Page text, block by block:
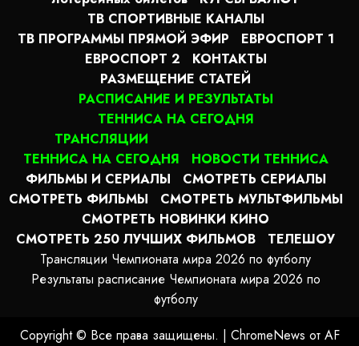
ТВ СПОРТИВНЫЕ КАНАЛЫ
ТВ ПРОГРАММЫ ПРЯМОЙ ЭФИР
ЕВРОСПОРТ 1
ЕВРОСПОРТ 2
КОНТАКТЫ
РАЗМЕЩЕНИЕ СТАТЕЙ
РАСПИСАНИЕ И РЕЗУЛЬТАТЫ
ТЕННИСА НА СЕГОДНЯ
ТРАНСЛЯЦИИ
ТЕННИСА НА СЕГОДНЯ
НОВОСТИ ТЕННИСА
ФИЛЬМЫ И СЕРИАЛЫ
СМОТРЕТЬ СЕРИАЛЫ
СМОТРЕТЬ ФИЛЬМЫ
СМОТРЕТЬ МУЛЬТФИЛЬМЫ
СМОТРЕТЬ НОВИНКИ КИНО
СМОТРЕТЬ 250 ЛУЧШИХ ФИЛЬМОВ
ТЕЛЕШОУ
Трансляции Чемпионата мира 2026 по футболу
Результаты расписание Чемпионата мира 2026 по
футболу
Copyright © Все права защищены. | ChromeNews от AF